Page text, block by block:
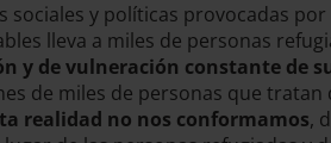
y políticas provocadas
lleva a miles de personas
y de vulneración constante de
de miles de personas que
realidad no nos conformamos,